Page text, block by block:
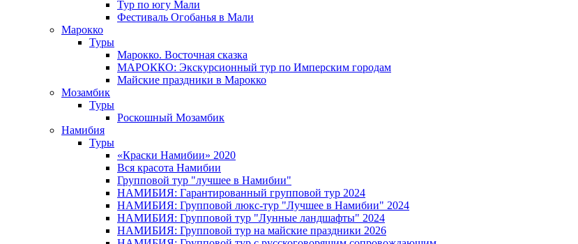
Тур по югу Мали
Фестиваль Огобанья в Мали
Марокко
Туры
Марокко. Восточная сказка
МАРОККО: Экскурсионный тур по Имперским городам
Майские праздники в Марокко
Мозамбик
Туры
Роскошный Мозамбик
Намибия
Туры
«Краски Намибии» 2020
Вся красота Намибии
Групповой тур "лучшее в Намибии"
НАМИБИЯ: Гарантированный групповой тур 2024
НАМИБИЯ: Групповой люкс-тур "Лучшее в Намибии" 2024
НАМИБИЯ: Групповой тур "Лунные ландшафты" 2024
НАМИБИЯ: Групповой тур на майские праздники 2026